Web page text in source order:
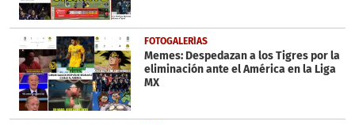
FOTOGALERÍAS
Memes: Despedazan a los Tigres por la
eliminación ante el América en la Liga
MX